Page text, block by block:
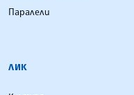
Паралели
ЛИК